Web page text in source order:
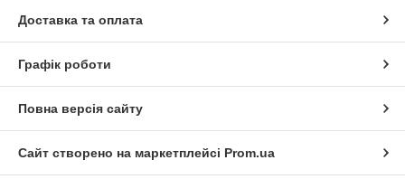
Доставка та оплата
Графік роботи
Повна версія сайту
Сайт створено на маркетплейсі Prom.ua